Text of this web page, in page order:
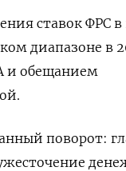
ставок ФРС в
диапазоне в
и обещанием
поворот: